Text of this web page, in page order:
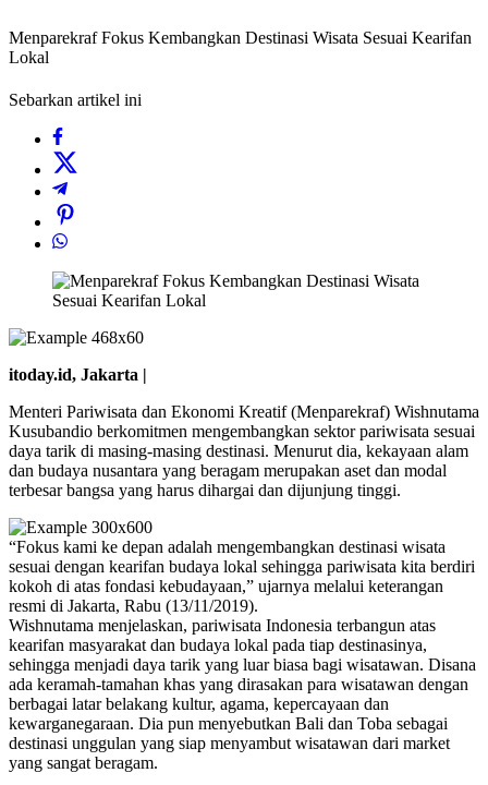
Menparekraf Fokus Kembangkan Destinasi Wisata Sesuai Kearifan
Lokal
Sebarkan artikel ini
itoday.id, Jakarta |
Menteri Pariwisata dan Ekonomi Kreatif (Menparekraf) Wishnutama
Kusubandio berkomitmen mengembangkan sektor pariwisata sesuai
daya tarik di masing-masing destinasi. Menurut dia, kekayaan alam
dan budaya nusantara yang beragam merupakan aset dan modal
terbesar bangsa yang harus dihargai dan dijunjung tinggi.
“Fokus kami ke depan adalah mengembangkan destinasi wisata
sesuai dengan kearifan budaya lokal sehingga pariwisata kita berdiri
kokoh di atas fondasi kebudayaan,” ujarnya melalui keterangan
resmi di Jakarta, Rabu (13/11/2019).
Wishnutama menjelaskan, pariwisata Indonesia terbangun atas
kearifan masyarakat dan budaya lokal pada tiap destinasinya,
sehingga menjadi daya tarik yang luar biasa bagi wisatawan. Disana
ada keramah-tamahan khas yang dirasakan para wisatawan dengan
berbagai latar belakang kultur, agama, kepercayaan dan
kewarganegaraan. Dia pun menyebutkan Bali dan Toba sebagai
destinasi unggulan yang siap menyambut wisatawan dari market
yang sangat beragam.